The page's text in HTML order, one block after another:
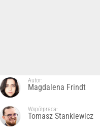
Autor:
Magdalena Frindt
Współpraca:
Tomasz Stankiewicz